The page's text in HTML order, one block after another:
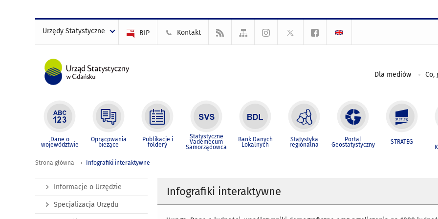
Urzędy Statystyczne BIP Kontakt
Dla mediów Co,
Dane o
województwie
Opracowania
bieżące
Publikacje i
foldery
Statystyczne
Vademecum
Samorządowca
Bank Danych
Lokalnych
Statystyka
regionalna
Portal
Geostatystyczny STRATEG
Strona główna Infografiki interaktywne
Infografiki interaktywne
Informacje o Urzędzie
Specjalizacja Urzędu